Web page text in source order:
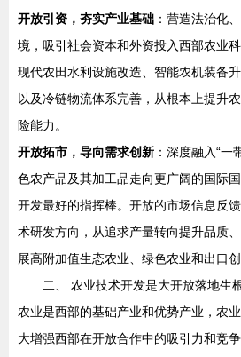
开放引资，夯实产业基础 ：营造法治化
境，吸引社会资本和外资投入西部农业
现代农田水利设施改造、智能农机装备
以及冷链物流体系完善，从根本上提升
险能力。
开放拓市，导向需求创新 ：深度融入“一
色农产品及其加工品走向更广阔的国际
开发最好的指挥棒。开放的市场信息反
术研发方向，从追求产量转向提升品质
展高附加值生态农业、绿色农业和出口创
二、 农业技术开发是大开放落地生
农业是西部的基础产业和优势产业，农
大增强西部在开放合作中的吸引力和竞争